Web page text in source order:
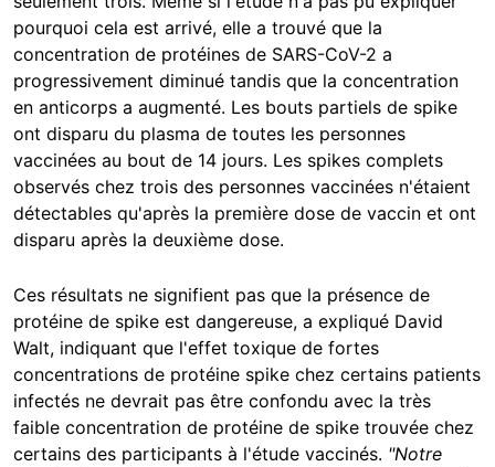
pourquoi cela est arrivé, elle a trouvé que la
concentration de protéines de SARS-CoV-2 a
progressivement diminué tandis que la concentration
en anticorps a augmenté. Les bouts partiels de spike
ont disparu du plasma de toutes les personnes
vaccinées au bout de 14 jours. Les spikes complets
observés chez trois des personnes vaccinées n'étaient
détectables qu'après la première dose de vaccin et ont
disparu après la deuxième dose.
Ces résultats ne signifient pas que la présence de
protéine de spike est dangereuse, a expliqué David
Walt, indiquant que l'effet toxique de fortes
concentrations de protéine spike chez certains patients
infectés ne devrait pas être confondu avec la très
faible concentration de protéine de spike trouvée chez
certains des participants à l'étude vaccinés. "Notre